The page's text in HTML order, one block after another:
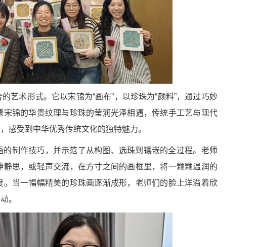
艺术形式。它以宋锦为“画布”，以珍珠为“颜料”，通过巧妙
锦的华贵纹理与珍珠的莹润光泽相遇，传统手工艺与现代
感受到中华优秀传统文化的独特魅力。
制作技巧，并示范了从构图、选珠到镶嵌的全过程。老师
思，或轻声交流，在方寸之间的画框里，将一颗颗温润的
当一幅幅精美的珍珠画逐渐成形，老师们的脸上洋溢着欣
。